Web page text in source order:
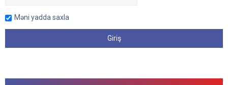
Məni yadda saxla